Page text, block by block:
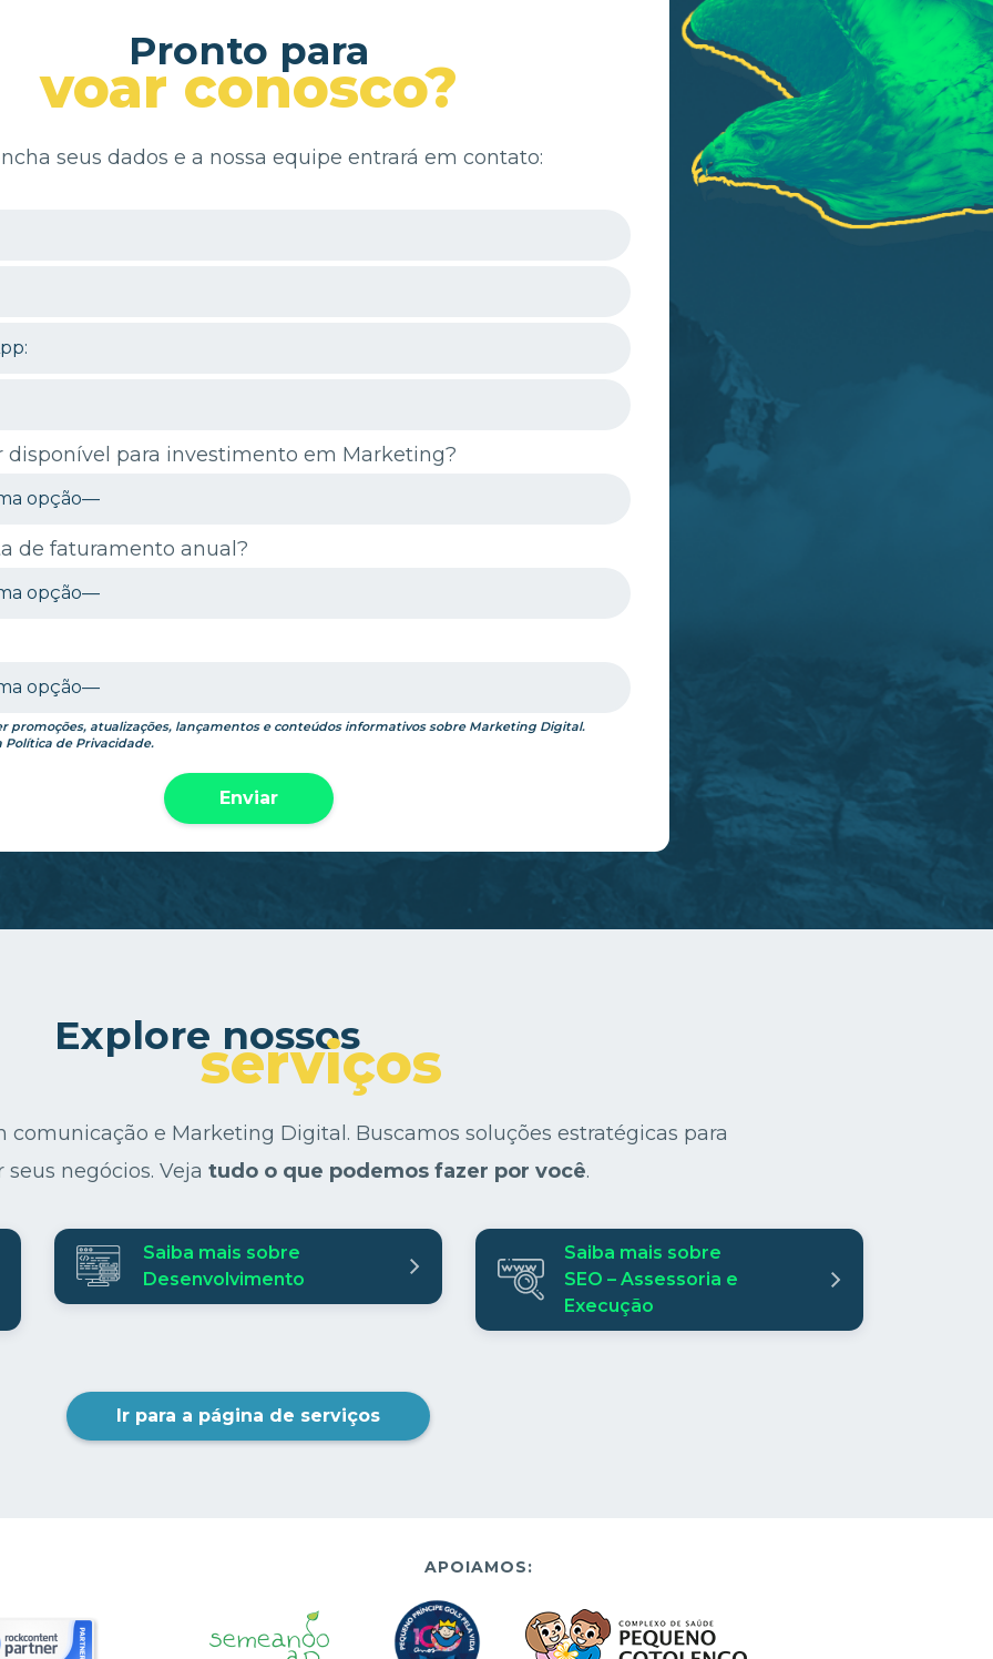
Pronto para
voar conosco?
seus dados e a nossa equipe entrará em contato:
disponível para investimento em Marketing?
de faturamento anual?
promoções, atualizações, lançamentos e conteúdos informativos sobre Marketing Digital.
Política de Privacidade.
Explore nossos
serviços
comunicação e Marketing Digital. Buscamos soluções estratégicas para
seus negócios. Veja tudo o que podemos fazer por você.
Saiba mais sobre
Desenvolvimento
Saiba mais sobre
SEO – Assessoria e
Execução
Ir para a página de serviços
APOIAMOS: